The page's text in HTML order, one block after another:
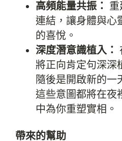
高頻能量共振： 重
連結，讓身體與心
的喜悅。
深度潛意識植入：
將正向肯定句深深
隨後是開啟新的一
這些意圖都將在夜
中為你重塑實相。
帶來的幫助